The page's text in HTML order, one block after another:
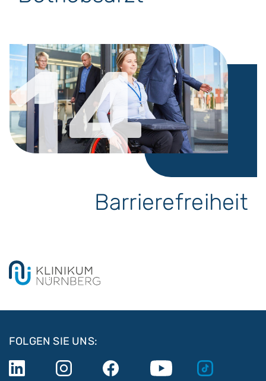
14
Barrierefreiheit
FOLGEN SIE UNS: